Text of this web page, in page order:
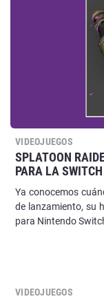
VIDEOJUEGOS
SPLATOON
PARA LA
Ya conocemos
de lanzamiento, su
para Nintendo
VIDEOJUEGOS